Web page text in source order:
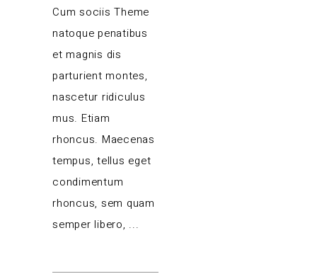
Cum sociis Theme
natoque penatibus
et magnis dis
parturient montes,
nascetur ridiculus
mus. Etiam
rhoncus. Maecenas
tempus, tellus eget
condimentum
rhoncus, sem quam
semper libero,